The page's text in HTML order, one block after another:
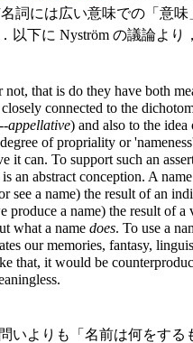
詞には広い意味での「意味
以下に Nyström の議論よ
not, that is do they have both
connected to the
--appellative) and also to the
of propriality or
it can. To support such an
an abstract conception. A
see a name) the result of an
produce a name) the result of
what a name does. To use a
our memories, fantasy,
that, it would be
いよりも「名前は何をする